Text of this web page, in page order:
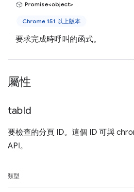
Promise<object>
Chrome 151 以上版本
要求完成時呼叫的函式。
屬性
tabId
要檢查的分頁 ID。這個 ID 可與
API。
類型